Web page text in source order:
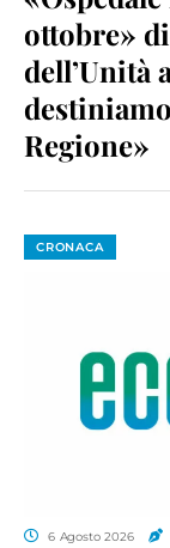
ottobre»
dell’Unità
Regione»
CRONACA
6 Agosto 2026